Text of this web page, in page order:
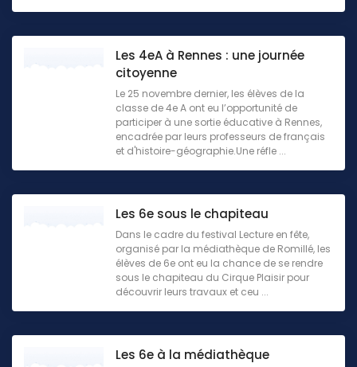
Les 4eA à Rennes : une journée
citoyenne
Le 25 novembre dernier, les élèves de la
classe de 4e A ont eu l’opportunité de
participer à une sortie éducative à Rennes,
encadrée par leurs professeurs de français
et d'histoire-géographie.Une réfle ...
Les 6e sous le chapiteau
Dans le cadre du festival Lecture en fête,
organisé par la médiathèque de Romillé, les
élèves de 6e ont eu la chance de se rendre
sous le chapiteau du Cirque Plaisir pour
découvrir leurs travaux et ceu ...
Les 6e à la médiathèque